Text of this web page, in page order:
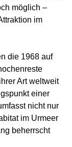
möglich –
im
die 1968 auf
Art weltweit
einer
nicht nur
im Urmeer
beherrscht